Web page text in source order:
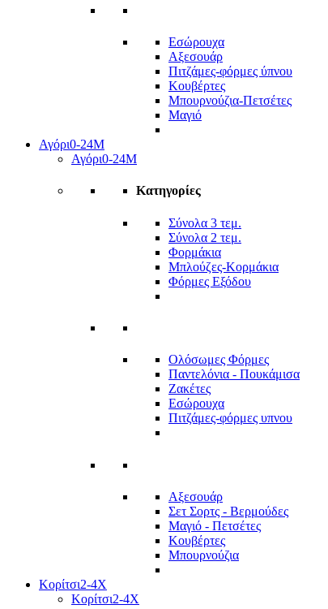
Εσώρουχα
Αξεσουάρ
Πιτζάμες-φόρμες ύπνου
Κουβέρτες
Μπουρνούζια-Πετσέτες
Μαγιό
Αγόρι0-24Μ
Αγόρι0-24Μ
Κατηγορίες
Σύνολα 3 τεμ.
Σύνολα 2 τεμ.
Φορμάκια
Μπλούζες-Κορμάκια
Φόρμες Εξόδου
Ολόσωμες Φόρμες
Παντελόνια - Πουκάμισα
Ζακέτες
Εσώρουχα
Πιτζάμες-φόρμες υπνου
Αξεσουάρ
Σετ Σορτς - Βερμούδες
Μαγιό - Πετσέτες
Κουβέρτες
Μπουρνούζια
Κορίτσι2-4Χ
Κορίτσι2-4Χ